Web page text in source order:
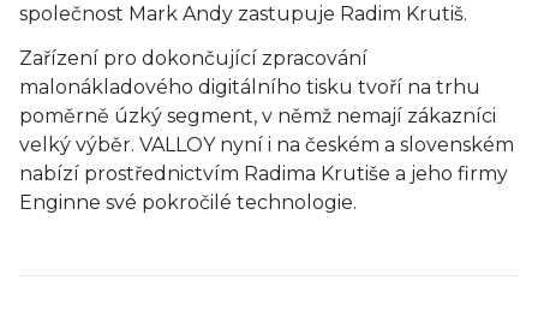
společnost Mark Andy zastupuje Radim Krutiš.
Zařízení pro dokončující zpracování
malonákladového digitálního tisku tvoří na trhu
poměrně úzký segment, v němž nemají zákazníci
velký výběr. VALLOY nyní i na českém a slovenském
nabízí prostřednictvím Radima Krutiše a jeho firmy
Enginne své pokročilé technologie.